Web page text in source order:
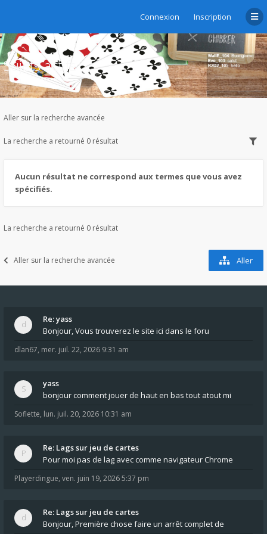
Connexion Inscription
Sujets actifs
Aller sur la recherche avancée
La recherche a retourné 0 résultat
Aucun résultat ne correspond aux termes que vous avez
spécifiés.
La recherche a retourné 0 résultat
Aller sur la recherche avancée Aller
Re: yass
Bonjour, Vous trouverez le site ici dans le foru
dlan67, mer. juil. 22, 2026 9:31 am
yass
bonjour comment jouer de haut en bas tout atout mi
Soflette, lun. juil. 20, 2026 10:31 am
Re: Lags sur jeu de cartes
Pour moi pas de lag avec comme navigateur Chrome
Playerdingue, ven. juin 19, 2026 5:37 pm
Re: Lags sur jeu de cartes
Bonjour, Première chose faire un arrêt complet de